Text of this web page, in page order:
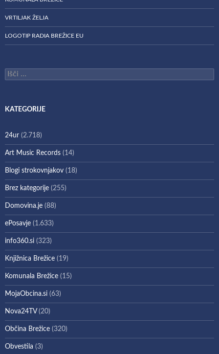
VRTILJAK ŽELJA
LOGOTIP RADIA BREŽICE EU
Išči:
KATEGORIJE
24ur (2.718)
Art Music Records (14)
Blogi strokovnjakov (18)
Brez kategorije (255)
Domovina.je (88)
ePosavje (1.633)
info360.si (323)
Knjižnica Brežice (19)
Komunala Brežice (15)
MojaObcina.si (63)
Nova24TV(20)
Občina Brežice (320)
Obvestila (3)